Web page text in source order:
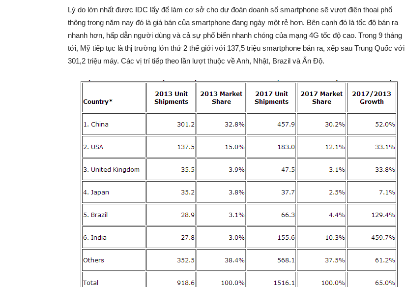
Lý do lớn nhất được IDC lấy để làm cơ sở cho dự đoán doanh số smartphone sẽ vượt điện thoại phổ
thông trong năm nay đó là giá bán của smartphone đang ngày một rẻ hơn. Bên cạnh đó là tốc độ bán ra
nhanh hơn, hấp dẫn người dùng và cả sự phổ biến nhanh chóng của mạng 4G tốc độ cao. Trong 9 tháng
tới, Mỹ tiếp tục là thị trường lớn thứ 2 thế giới với 137,5 triệu smartphone bán ra, xếp sau Trung Quốc với
301,2 triệu máy. Các vị trí tiếp theo lần lượt thuộc về Anh, Nhật, Brazil và Ấn Độ.